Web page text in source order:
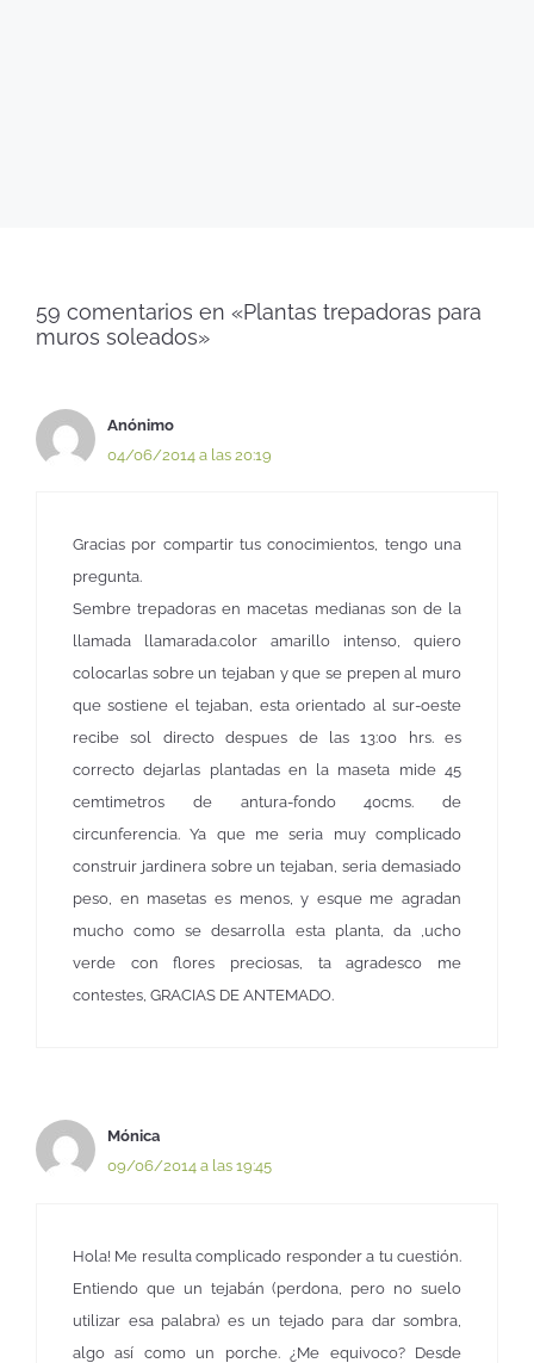
59 comentarios en «Plantas trepadoras para
muros soleados»
Anónimo
04/06/2014 a las 20:19
Gracias por compartir tus conocimientos, tengo una
pregunta.
Sembre trepadoras en macetas medianas son de la
llamada llamarada.color amarillo intenso, quiero
colocarlas sobre un tejaban y que se prepen al muro
que sostiene el tejaban, esta orientado al sur-oeste
recibe sol directo despues de las 13:00 hrs. es
correcto dejarlas plantadas en la maseta mide 45
cemtimetros de antura-fondo 40cms. de
circunferencia. Ya que me seria muy complicado
construir jardinera sobre un tejaban, seria demasiado
peso, en masetas es menos, y esque me agradan
mucho como se desarrolla esta planta, da ,ucho
verde con flores preciosas, ta agradesco me
contestes, GRACIAS DE ANTEMADO.
Mónica
09/06/2014 a las 19:45
Hola! Me resulta complicado responder a tu cuestión.
Entiendo que un tejabán (perdona, pero no suelo
utilizar esa palabra) es un tejado para dar sombra,
algo así como un porche. ¿Me equivoco? Desde